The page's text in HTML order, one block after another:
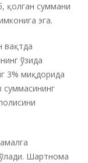
қолган суммани
эга.
вақтда
ўзида
3% миқдорида
суммасининг
Шартнома